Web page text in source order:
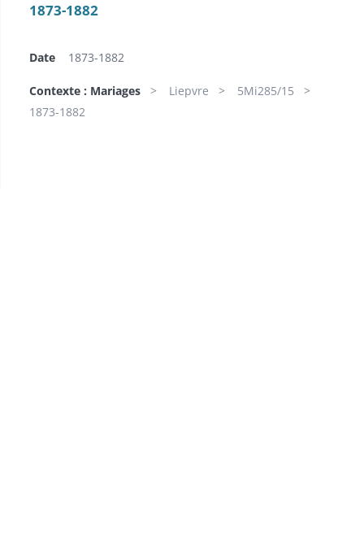
1873-1882
Date 1873-1882
Contexte : Mariages Liepvre
5Mi285/15
1873-1882